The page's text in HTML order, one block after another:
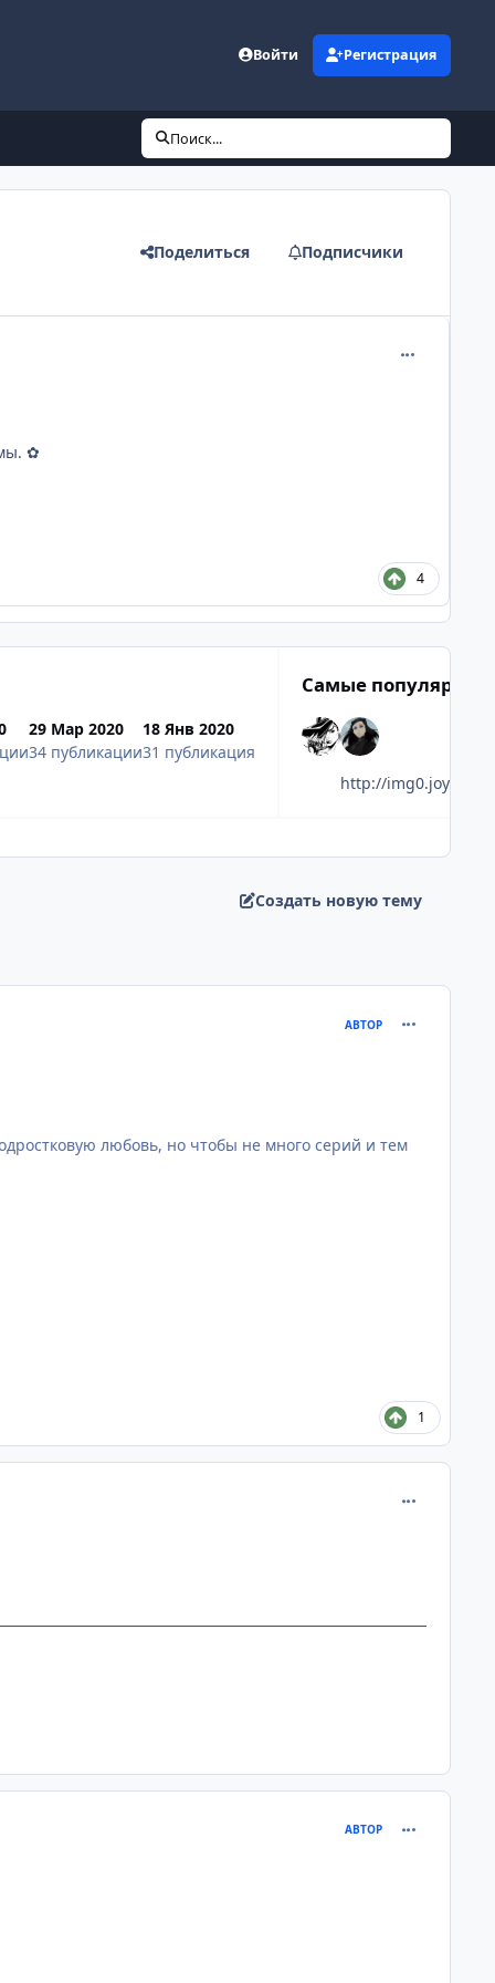
Войти Регистрация
Поиск...
Поделиться Подписчики
✿
4
29 Мар 2020
34 публикации
18 Янв 2020
31 публикация
Самые популярные
http://
Создать новую тему
АВТОР
любовь, но чтобы не много серий и тем
1
АВТОР